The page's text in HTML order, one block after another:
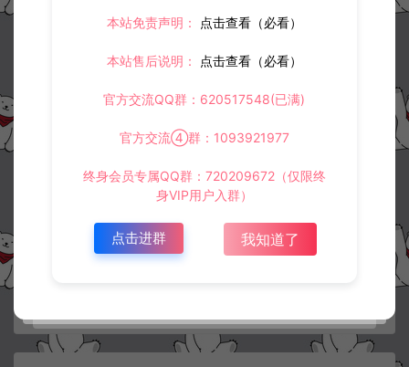
冷雨泽ღ 默认解压密码：www.lyzwlkj.vip 复
上一篇：
三网H5塔防游戏【吃不到我呀H5】3月最新整理Linux手工服务端+Win一键服务端+解压即玩+简易安卓客户端+详细搭建教程
下一篇：
本站免责声明： 点击查看（必看）
本站售后说明： 点击查看（必看）
官方交流QQ群：620517548(已满)
官方交流④群：1093921977
终身会员专属QQ群：720209672（仅限终
身VIP用户入群）
点击进群 我知道了